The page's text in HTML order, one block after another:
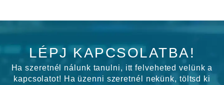
LÉPJ KAPCSOLATBA!
Ha szeretnél nálunk tanulni, itt felveheted velünk a
kapcsolatot! Ha üzenni szeretnél nekünk, töltsd ki